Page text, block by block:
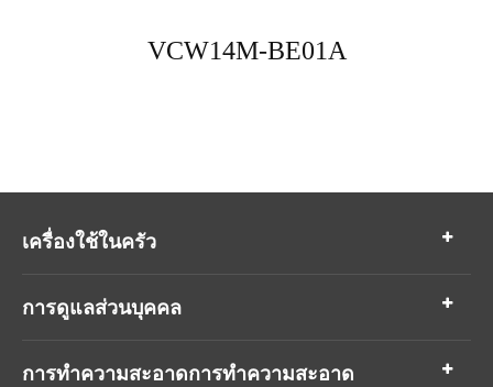
VCW14M-BE01A
เครื่องใช้ในครัว
การดูแลส่วนบุคคล
การทำความสะอาดการทำความสะอาด